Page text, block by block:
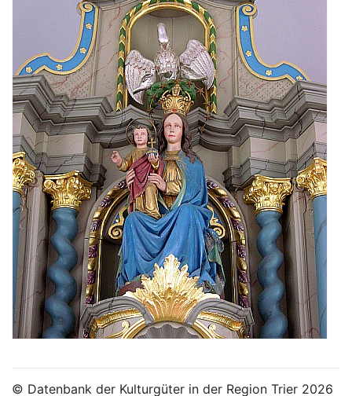
© Datenbank der Kulturgüter in der Region Trier 2026